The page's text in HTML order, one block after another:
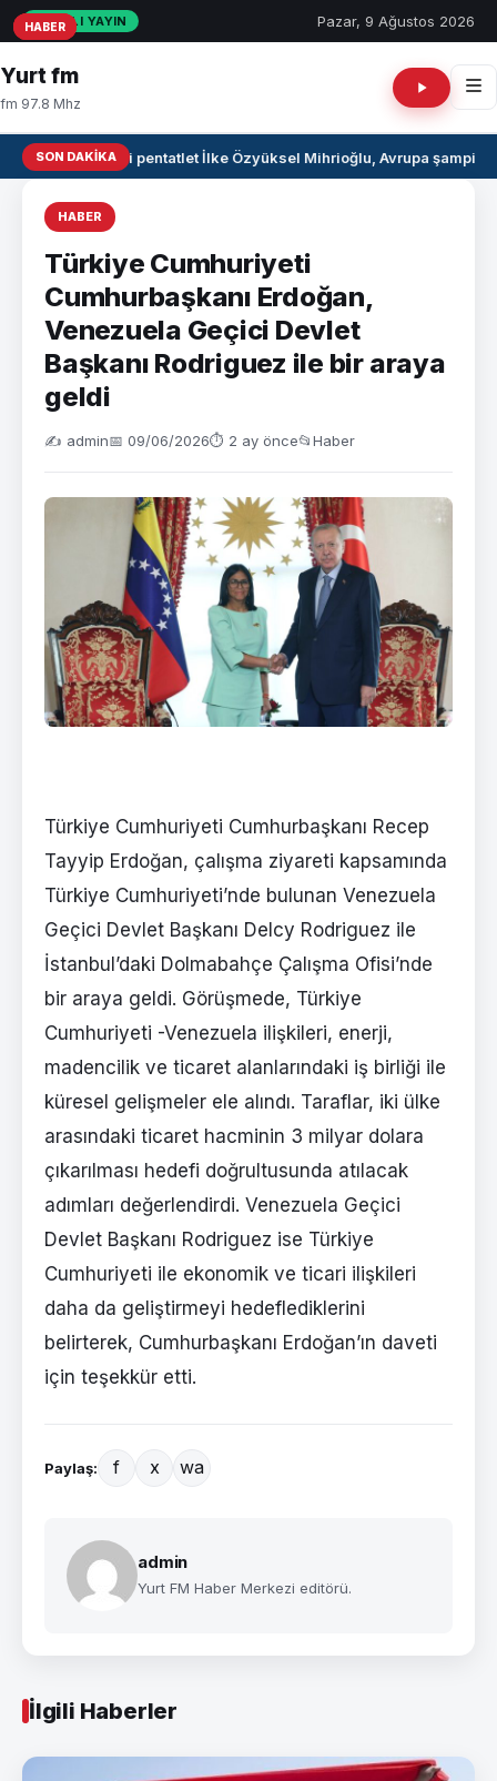
CANLI YAYIN Pazar, 9 Ağustos 2026
Yurt fm
fm 97.8 Mhz
SON DAKIKAMilli pentatlet İlke Özyüksel Mihrioğlu, Avrupa
HABER
Türkiye Cumhuriyeti
Cumhurbaşkanı Erdoğan,
Venezuela Geçici Devlet
Başkanı Rodriguez ile bir araya
geldi
✍️ admin📅 09/06/2026⏱ 2 ay önce📂Haber
Türkiye Cumhuriyeti Cumhurbaşkanı Recep
Tayyip Erdoğan, çalışma ziyareti kapsamında
Türkiye Cumhuriyeti’nde bulunan Venezuela
Geçici Devlet Başkanı Delcy Rodriguez ile
İstanbul’daki Dolmabahçe Çalışma Ofisi’nde
bir araya geldi. Görüşmede, Türkiye
Cumhuriyeti -Venezuela ilişkileri, enerji,
madencilik ve ticaret alanlarındaki iş birliği ile
küresel gelişmeler ele alındı. Taraflar, iki ülke
arasındaki ticaret hacminin 3 milyar dolara
çıkarılması hedefi doğrultusunda atılacak
adımları değerlendirdi. Venezuela Geçici
Devlet Başkanı Rodriguez ise Türkiye
Cumhuriyeti ile ekonomik ve ticari ilişkileri
daha da geliştirmeyi hedeflediklerini
belirterek, Cumhurbaşkanı Erdoğan’ın daveti
için teşekkür etti.
Paylaş: f x wa
admin
Yurt FM Haber Merkezi editörü.
İlgili Haberler
HABER
HABER
HABER